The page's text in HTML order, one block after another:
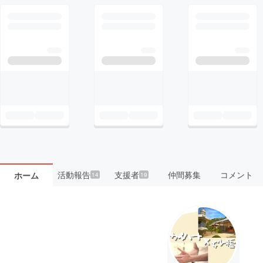
ホーム 活動報告14 支援者 19 仲間募集 コメント